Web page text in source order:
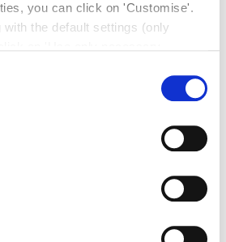
you can click on 'Customise'.
with the default settings (only
can be updated at any time